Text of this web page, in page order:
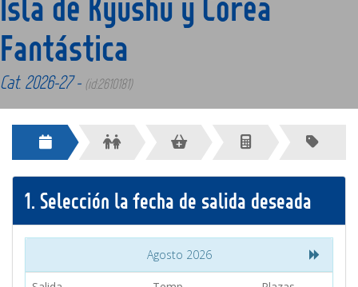
EUROPA
COMPRAR
CONTACTO
Fantástica
Cat. 2026-27 - (id:2610181)
1. Selección la fecha de salida deseada
Agosto 2026